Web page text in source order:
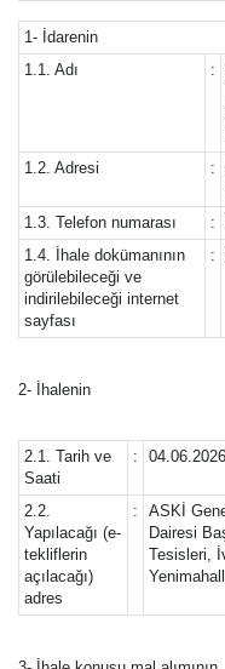
1- İdarenin
1.1. Adı
:
1.2. Adresi
:
1.3. Telefon numarası
:
1.4. İhale dokümanının
görülebileceği ve
indirilebileceği internet
sayfası
:
2- İhalenin
2.1. Tarih ve
Saati
:
2.2.
Yapılacağı (e-
tekliflerin
açılacağı)
adres
:
ASKİ
Dairesi
Tesisleri,